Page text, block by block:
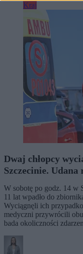
Kraj
Dwaj chłopcy
Szczecinie. Udana
W sobotę po godz. 14 w
11 lat wpadło do
Wyciągnęli ich
medyczni przywrócili
bada okoliczności